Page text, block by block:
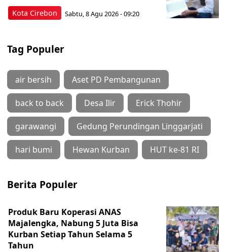
Kota Cirebon Sabtu, 8 Agu 2026 - 09:20
Tag Populer
air bersih Aset PD Pembangunan
back to back Desa Ilir Erick Thohir
garawangi Gedung Perundingan Linggarjati
hari bumi Hewan Kurban HUT ke-81 RI
Berita Populer
Produk Baru Koperasi ANAS
Majalengka, Nabung 5 Juta Bisa
Kurban Setiap Tahun Selama 5
Tahun